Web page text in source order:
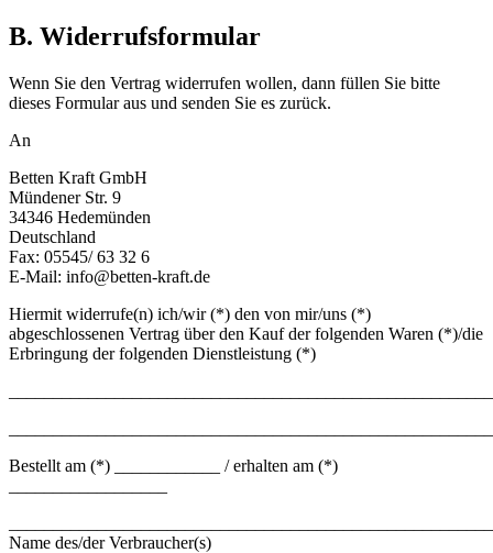
B. Widerrufsformular
Wenn Sie den Vertrag widerrufen wollen, dann füllen Sie bitte
dieses Formular aus und senden Sie es zurück.
An
Betten Kraft GmbH
Mündener Str. 9
34346 Hedemünden
Deutschland
Fax: 05545/ 63 32 6
E-Mail: info@betten-kraft.de
Hiermit widerrufe(n) ich/wir (*) den von mir/uns (*)
abgeschlossenen Vertrag über den Kauf der folgenden Waren (*)/die
Erbringung der folgenden Dienstleistung (*)
Bestellt am (*) ____________ / erhalten am (*)
Name des/der Verbraucher(s)